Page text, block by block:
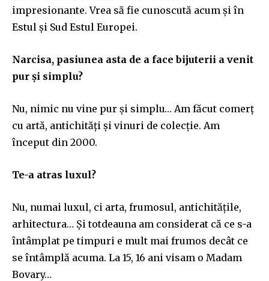
impresionante. Vrea să fie cunoscută acum și în
Estul și Sud Estul Europei.
Narcisa, pasiunea asta de a face bijuterii a venit
pur și simplu?
Nu, nimic nu vine pur și simplu… Am făcut comerț
cu artă, antichități și vinuri de colecție. Am
început din 2000.
Te-a atras luxul?
Nu, numai luxul, ci arta, frumosul, antichitățile,
arhitectura… Și totdeauna am considerat că ce s-a
întâmplat pe timpuri e mult mai frumos decât ce
se întâmplă acuma. La 15, 16 ani visam o Madam
Bovary…